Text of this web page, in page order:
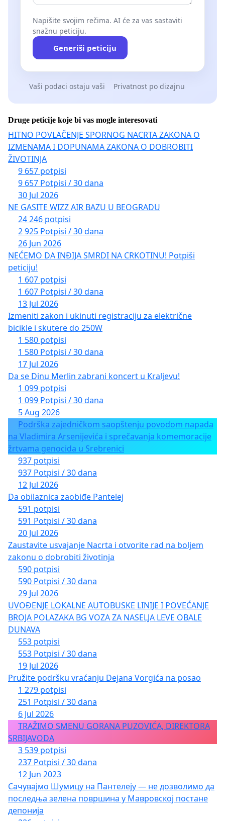
Napišite svojim rečima. AI će za vas sastaviti
snažnu peticiju.
Generiši peticiju
Vaši podaci ostaju vaši Privatnost po dizajnu
Druge peticije koje bi vas mogle interesovati
HITNO POVLAČENJE SPORNOG NACRTA ZAKONA O
IZMENAMA I DOPUNAMA ZAKONA O DOBROBITI
ŽIVOTINJA
9 657 potpisi
9 657 Potpisi / 30 dana
30 Jul 2026
NE GASITE WIZZ AIR BAZU U BEOGRADU
24 246 potpisi
2 925 Potpisi / 30 dana
26 Jun 2026
NEĆEMO DA INĐIJA SMRDI NA CRKOTINU! Potpiši
peticiju!
1 607 potpisi
1 607 Potpisi / 30 dana
13 Jul 2026
Izmeniti zakon i ukinuti registraciju za električne
bicikle i skutere do 250W
1 580 potpisi
1 580 Potpisi / 30 dana
17 Jul 2026
Da se Dinu Merlin zabrani koncert u Kraljevu!
1 099 potpisi
1 099 Potpisi / 30 dana
5 Aug 2026
Podrška zajedničkom saopštenju povodom napada
na Vladimira Arsenijevića i sprečavanja komemoracije
žrtvama genocida u Srebrenici
937 potpisi
937 Potpisi / 30 dana
12 Jul 2026
Da obilaznica zaobiđe Pantelej
591 potpisi
591 Potpisi / 30 dana
20 Jul 2026
Zaustavite usvajanje Nacrta i otvorite rad na boljem
zakonu o dobrobiti životinja
590 potpisi
590 Potpisi / 30 dana
29 Jul 2026
UVOĐENJE LOKALNE AUTOBUSKE LINIJE I POVEĆANJE
BROJA POLAZAKA BG VOZA ZA NASELJA LEVE OBALE
DUNAVA
553 potpisi
553 Potpisi / 30 dana
19 Jul 2026
Pružite podršku vraćanju Dejana Vorgića na posao
1 279 potpisi
251 Potpisi / 30 dana
6 Jul 2026
TRAŽIMO SMENU GORANA PUZOVIĆA, DIREKTORA
SRBIJAVODA
3 539 potpisi
237 Potpisi / 30 dana
12 Jun 2023
Сачувајмо Шумицу на Пантелеју — не дозволимо да
последња зелена површина у Мавровској постане
депонија